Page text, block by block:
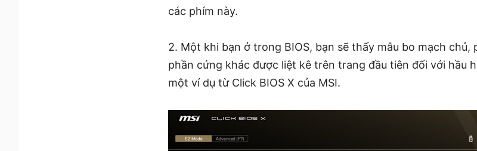
các phím này.
2. Một khi bạn ở trong BIOS, bạn sẽ thấy mẫu bo mạch chủ,
phần cứng khác được liệt kê trên trang đầu tiên đối với hầu
một ví dụ từ Click BIOS X của MSI.